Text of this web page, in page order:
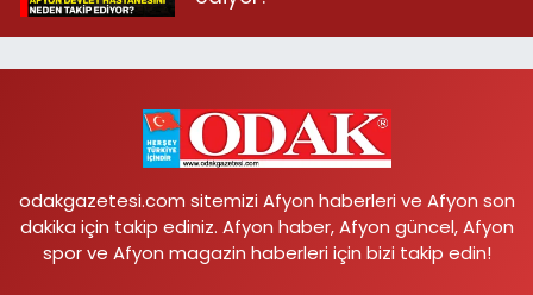
odakgazetesi.com sitemizi Afyon haberleri ve Afyon son
dakika için takip ediniz. Afyon haber, Afyon güncel, Afyon
spor ve Afyon magazin haberleri için bizi takip edin!